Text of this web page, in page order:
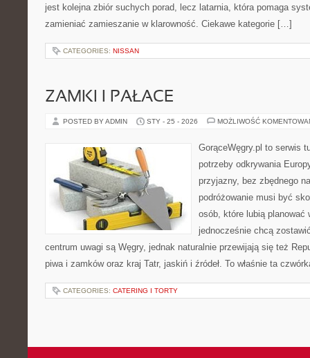
jest kolejna zbiór suchych porad, lecz latarnia, która pomaga
zamieniać zamieszanie w klarowność. Ciekawe kategorie […]
CATEGORIES: NISSAN
ZAMKI I PAŁACE
POSTED BY ADMIN STY - 25 - 2026 MOŻLIWOŚĆ
GorąceWęgry.pl to serwis
potrzeby odkrywania
przyjazny, bez zbędnego
podróżowanie musi być
osób, które lubią
jednocześnie chcą
centrum uwagi są Węgry, jednak naturalnie przewijają się też
piwa i zamków oraz kraj Tatr, jaskiń i źródeł. To właśnie ta
CATEGORIES: CATERING I TORTY